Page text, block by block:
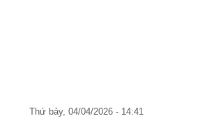
thứ bảy, 04/04/2026 - 14:41